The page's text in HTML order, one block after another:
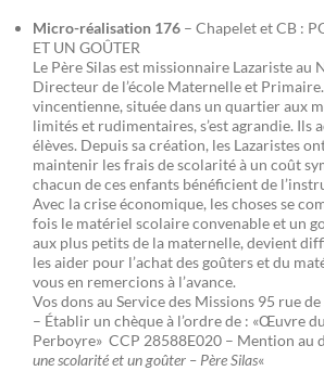
Micro-réalisation 176 – Chapelet et CB :
ET UN GOÛTER
Le Père Silas est missionnaire Lazariste au
Directeur de l’école Maternelle et
vincentienne, située dans un quartier aux
limités et rudimentaires, s’est agrandie. Ils
élèves. Depuis sa création, les Lazaristes
maintenir les frais de scolarité à un coût
chacun de ces enfants bénéficient de
Avec la crise économique, les choses se
fois le matériel scolaire convenable et un
aux plus petits de la maternelle, devient
les aider pour l’achat des goûters et du
vous en remercions à l’avance.
Vos dons au Service des Missions 95 rue
– Établir un chèque à l’ordre de : «Œuvre
Perboyre» CCP 28588E020 – Mention au
une scolarité et un goûter – Père Silas«